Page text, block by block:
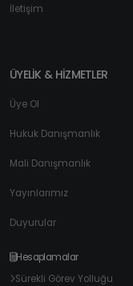
İletişim
ÜYELİK & HİZMETLER
Üye Ol
Hukuk Danışmanlık
Mali Danışmanlık
Yayınlarımız
Duyurular
Hesaplamalar
Sürekli Görev Yolluğu